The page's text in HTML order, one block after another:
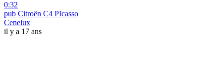
0:32
pub Citroën C4 PIcasso
Cenelux
il y a 17 ans